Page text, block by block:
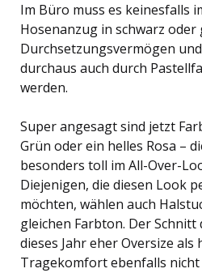
Im Büro muss es keinesfalls
Hosenanzug in schwarz oder
Durchsetzungsvermögen
durchaus auch durch
werden.
Super angesagt sind jetzt
Grün oder ein helles Rosa –
besonders toll im All-Over-
Diejenigen, die diesen Look
möchten, wählen auch
gleichen Farbton. Der Schnitt
dieses Jahr eher Oversize
Tragekomfort ebenfalls